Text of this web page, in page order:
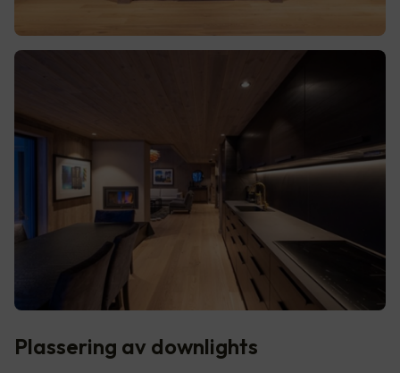
Plassering av downlights